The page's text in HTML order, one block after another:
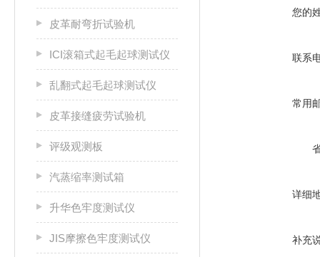
皮革耐弯折试验机
ICI滚箱式起毛起球测试仪
乱翻式起毛起球测试仪
皮革接缝疲劳试验机
评级观测板
汽蒸缩率测试箱
升华色牢度测试仪
JIS摩擦色牢度测试仪
您的
联系
常用
详细
补充